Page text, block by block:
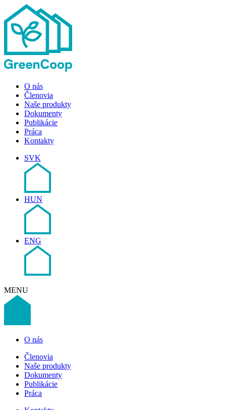
O nás
Členovia
Naše produkty
Dokumenty
Publikácie
Práca
Kontakty
SVK
HUN
ENG
MENU
O nás
Členovia
Naše produkty
Dokumenty
Publikácie
Práca